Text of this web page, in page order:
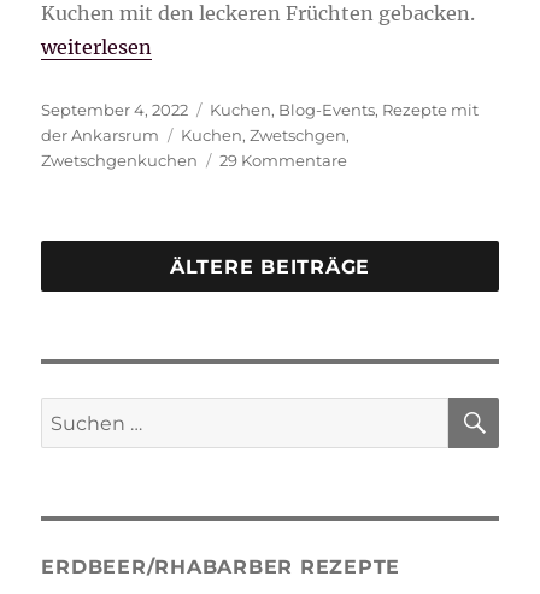
Kuchen mit den leckeren Früchten gebacken.
„Joghurt-Zwetschgen Kuchen“
weiterlesen
Veröffentlicht
am
September 4, 2022 Kategorien
Kuchen, Blog-Events, Rezepte mit
der Ankarsrum
Schlagwörter
Kuchen,Zwetschgen,
Zwetschgenkuchen
29 Kommentarezu
ÄLTERE BEITRÄGE
Suche
nach:
ERDBEER/RHABARBER REZEPTE